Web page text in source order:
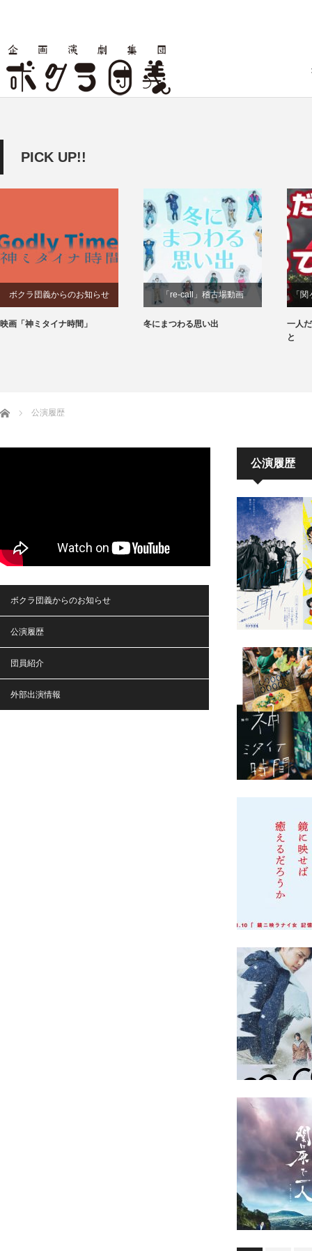
PICK UP!!
ボクラ団義からのお知らせ
映画「神ミタイナ時間」
「re-call」稽古場動画
冬にまつわる思い出
「
一人
と
ホーム 公演履歴
公演履歴
ボクラ団義からのお知らせ
公演履歴
団員紹介
外部出演情報